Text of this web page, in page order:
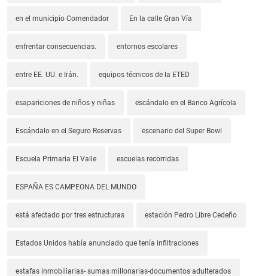
en el municipio Comendador En la calle Gran Vía
enfrentar consecuencias. entornos escolares
entre EE. UU. e Irán. equipos técnicos de la ETED
esapariciones de niños y niñas escándalo en el Banco Agrícola
Escándalo en el Seguro Reservas escenario del Super Bowl
Escuela Primaria El Valle escuelas recorridas
ESPAÑA ES CAMPEONA DEL MUNDO
está afectado por tres estructuras estación Pedro Libre Cedeño
Estados Unidos había anunciado que tenía infiltraciones
estafas inmobiliarias- sumas millonarias-documentos adulterados